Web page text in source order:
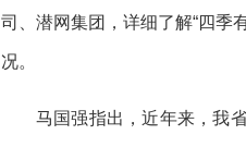
司、潜网集团，详细了解“四季
况。
马国强指出，近年来，我